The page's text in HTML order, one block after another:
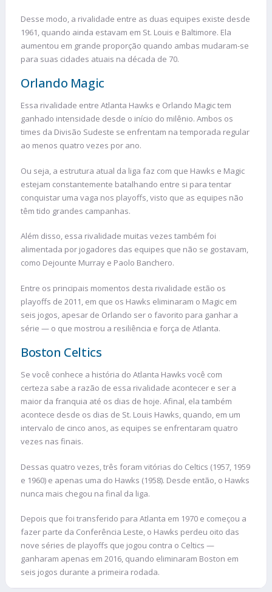
Desse modo, a rivalidade entre as duas equipes existe desde
1961, quando ainda estavam em St. Louis e Baltimore. Ela
aumentou em grande proporção quando ambas mudaram-se
para suas cidades atuais na década de 70.
Orlando Magic
Essa rivalidade entre Atlanta Hawks e Orlando Magic tem
ganhado intensidade desde o início do milênio. Ambos os
times da Divisão Sudeste se enfrentam na temporada regular
ao menos quatro vezes por ano.
Ou seja, a estrutura atual da liga faz com que Hawks e Magic
estejam constantemente batalhando entre si para tentar
conquistar uma vaga nos playoffs, visto que as equipes não
têm tido grandes campanhas.
Além disso, essa rivalidade muitas vezes também foi
alimentada por jogadores das equipes que não se gostavam,
como Dejounte Murray e Paolo Banchero.
Entre os principais momentos desta rivalidade estão os
playoffs de 2011, em que os Hawks eliminaram o Magic em
seis jogos, apesar de Orlando ser o favorito para ganhar a
série — o que mostrou a resiliência e força de Atlanta.
Boston Celtics
Se você conhece a história do Atlanta Hawks você com
certeza sabe a razão de essa rivalidade acontecer e ser a
maior da franquia até os dias de hoje. Afinal, ela também
acontece desde os dias de St. Louis Hawks, quando, em um
intervalo de cinco anos, as equipes se enfrentaram quatro
vezes nas finais.
Dessas quatro vezes, três foram vitórias do Celtics (1957, 1959
e 1960) e apenas uma do Hawks (1958). Desde então, o Hawks
nunca mais chegou na final da liga.
Depois que foi transferido para Atlanta em 1970 e começou a
fazer parte da Conferência Leste, o Hawks perdeu oito das
nove séries de playoffs que jogou contra o Celtics —
ganharam apenas em 2016, quando eliminaram Boston em
seis jogos durante a primeira rodada.